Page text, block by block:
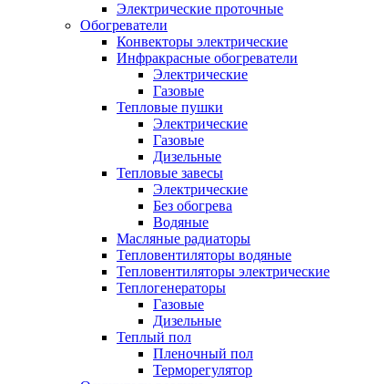
Электрические проточные
Обогреватели
Конвекторы электрические
Инфракрасные обогреватели
Электрические
Газовые
Тепловые пушки
Электрические
Газовые
Дизельные
Тепловые завесы
Электрические
Без обогрева
Водяные
Масляные радиаторы
Тепловентиляторы водяные
Тепловентиляторы электрические
Теплогенераторы
Газовые
Дизельные
Теплый пол
Пленочный пол
Терморегулятор